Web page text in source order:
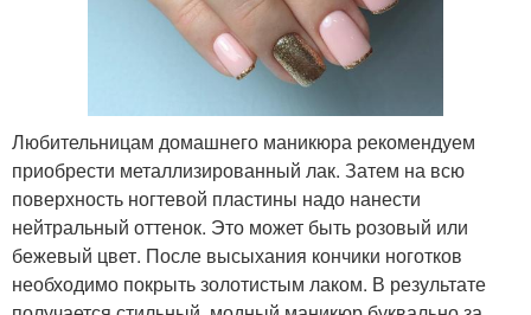
Любительницам домашнего маникюра рекомендуем
приобрести металлизированный лак. Затем на всю
поверхность ногтевой пластины надо нанести
нейтральный оттенок. Это может быть розовый или
бежевый цвет. После высыхания кончики ноготков
необходимо покрыть золотистым лаком. В результате